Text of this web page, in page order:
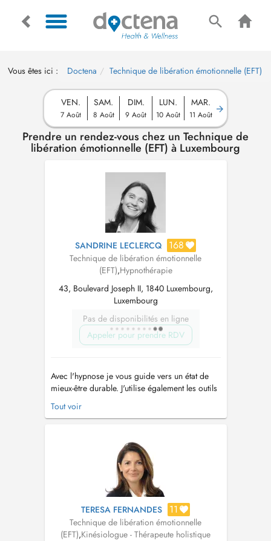
Vous êtes ici : Doctena Technique de libération émotionnelle (EFT)
VEN.
7 Août
SAM.
8 Août
DIM.
9 Août
LUN.
10 Août
MAR.
11 Août
Prendre un rendez-vous chez un Technique de
libération émotionnelle (EFT) à Luxembourg
SANDRINE LECLERCQ 168
Technique de libération émotionnelle
(EFT),Hypnothérapie
43, Boulevard Joseph II, 1840 Luxembourg,
Luxembourg
Pas de disponibilités en ligne
Appeler pour prendre RDV
Avec l'hypnose je vous guide vers un état de
mieux-être durable. J'utilise également les outils
de l'EFT et de la PNL pour vous offrir
l'approche la mieux adaptée pour vous. Que
existentiel ou que vous soyez en pris...
Tout voir
TERESA FERNANDES 11
Technique de libération émotionnelle
(EFT),Kinésiologue - Thérapeute holistique